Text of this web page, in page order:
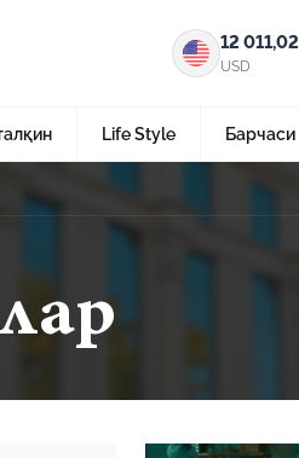
12 011,02
USD
Life Style Барчаси